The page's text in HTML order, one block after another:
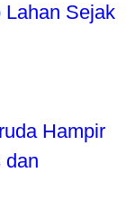
Lahan Sejak
Hampir
dan